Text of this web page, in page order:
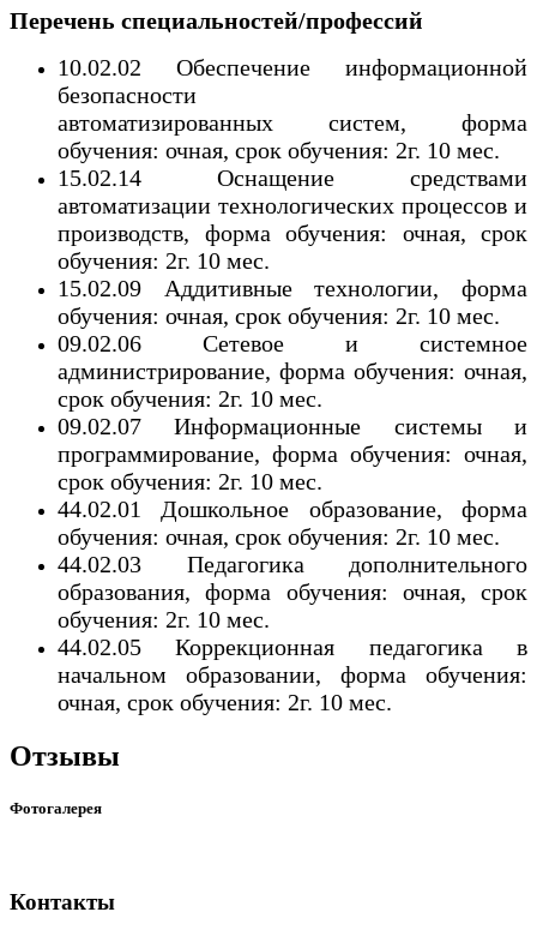
Перечень специальностей/профессий
10.02.02 Обеспечение информационной
безопасности
автоматизированных систем, форма
обучения: очная, срок обучения: 2г. 10 мес.
15.02.14 Оснащение средствами
автоматизации технологических процессов и
производств, форма обучения: очная, срок
обучения: 2г. 10 мес.
15.02.09 Аддитивные технологии, форма
обучения: очная, срок обучения: 2г. 10 мес.
09.02.06 Сетевое и системное
администрирование, форма обучения: очная,
срок обучения: 2г. 10 мес.
09.02.07 Информационные системы и
программирование, форма обучения: очная,
срок обучения: 2г. 10 мес.
44.02.01 Дошкольное образование, форма
обучения: очная, срок обучения: 2г. 10 мес.
44.02.03 Педагогика дополнительного
образования, форма обучения: очная, срок
обучения: 2г. 10 мес.
44.02.05 Коррекционная педагогика в
начальном образовании, форма обучения:
очная, срок обучения: 2г. 10 мес.
Отзывы
Фотогалерея
Контакты